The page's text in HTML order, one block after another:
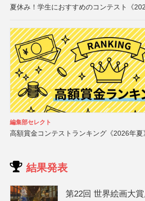
夏休み！学生におすすめのコンテスト《
編集部セレクト
高額賞金コンテストランキング《2026年夏
結果発表
第22回 世界絵画大